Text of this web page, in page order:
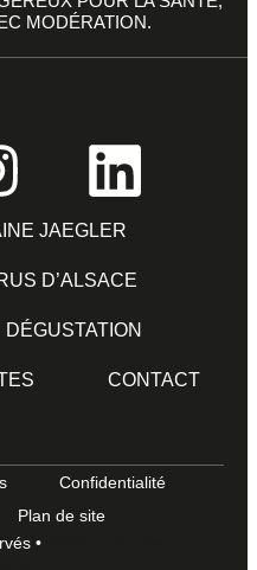
MODÉRATION.
JAEGLER
D’ALSACE
DÉGUSTATION
CONTACT
•
Confidentialité
Plan de site